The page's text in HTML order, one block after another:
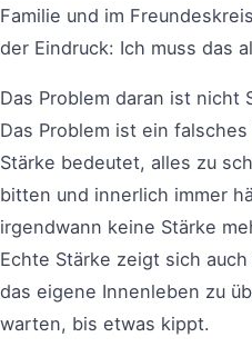
Familie und im
der Eindruck: Ich muss das
Das Problem daran ist nicht
Das Problem ist ein
Stärke bedeutet, alles zu
bitten und innerlich immer
irgendwann keine Stärke
Echte Stärke zeigt sich
das eigene Innenleben zu
warten, bis etwas kippt.